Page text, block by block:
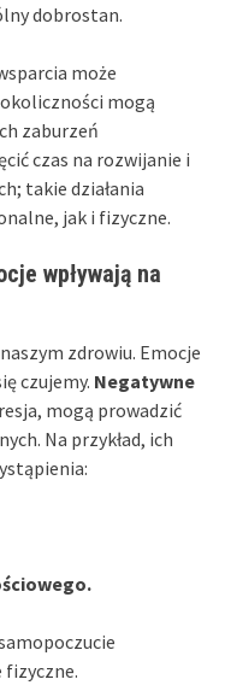
dobrostan.
może
mogą
zaburzeń
czas na rozwijanie i
takie działania
jak i fizyczne.
wpływają na
zdrowiu. Emocje
czujemy. Negatywne
mogą prowadzić
Na przykład, ich
fizyczne.